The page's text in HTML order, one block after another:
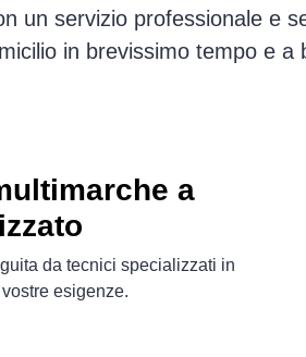
un servizio professionale e
in brevissimo tempo e a
a
da tecnici specializzati in
esigenze.